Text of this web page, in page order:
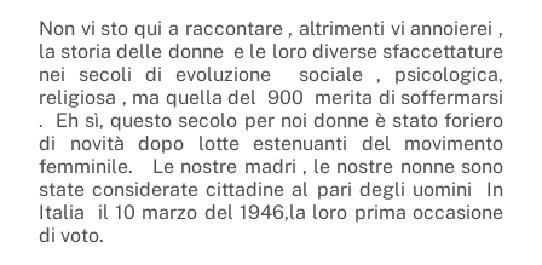
Non vi sto qui a raccontare , altrimenti vi annoierei ,
la storia delle donne e le loro diverse sfaccettature
nei secoli di evoluzione
sociale , psicologica,
religiosa , ma quella del 900 merita di soffermarsi
.
Eh sì, questo secolo per noi donne è stato foriero
di novità dopo lotte estenuanti del movimento
femminile.
Le nostre madri , le nostre nonne sono
state considerate cittadine al pari degli uomini
In
Italia
il 10 marzo del 1946,la loro prima occasione
di voto.